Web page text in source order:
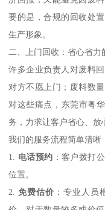
要的是，合规的回收处
生产形象。
二、上门回收：省心省力
许多企业负责人对废料
对方不愿上门；废料数
对这些痛点，东莞市粤
务，力求让客户省心、放
我们的服务流程简单清晰
1. 电话预约 ：客户拨打
位置。
2.免费估价 ：专业人员